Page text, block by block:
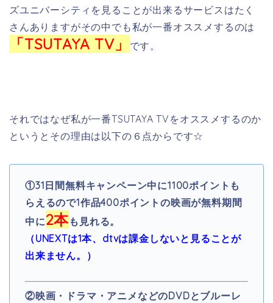
ズユニバーシティを見ることが出来るサービスはたく
さんありますがその中でも私が一番オススメするのは
「TSUTAYA TV」 です。
それではなぜ私が一番TSUTAYA TVをオススメするのか
というとその理由は以下の６点からです☆
①31日間無料キャンペーン中に1100ポイントも
らえるので1作品400ポイントの映画が無料期間
中に2本も見れる。
（UNEXTは1本、dtvは課金しないと見ることが
出来ません。）
②映画・ドラマ・アニメなどのDVDとブルーレ